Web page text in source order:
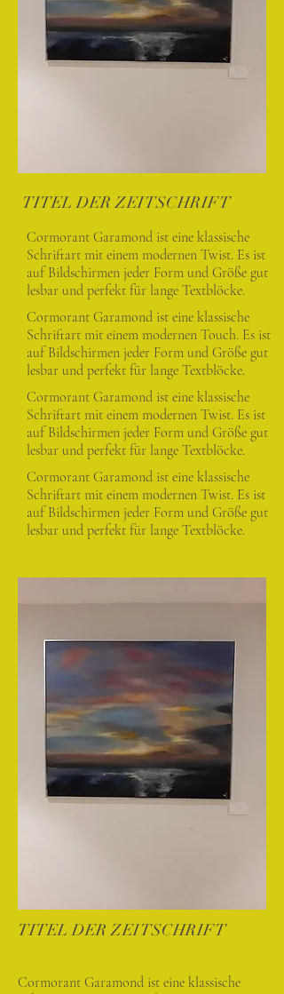
TITEL DER ZEITSCHRIFT
Cormorant Garamond ist eine klassische
Schriftart mit einem modernen Twist. Es ist
auf Bildschirmen jeder Form und Größe gut
lesbar und perfekt für lange Textblöcke.
Cormorant Garamond ist eine klassische
Schriftart mit einem modernen Touch. Es ist
auf Bildschirmen jeder Form und Größe gut
lesbar und perfekt für lange Textblöcke.
Cormorant Garamond ist eine klassische
Schriftart mit einem modernen Twist. Es ist
auf Bildschirmen jeder Form und Größe gut
lesbar und perfekt für lange Textblöcke.
Cormorant Garamond ist eine klassische
Schriftart mit einem modernen Twist. Es ist
auf Bildschirmen jeder Form und Größe gut
lesbar und perfekt für lange Textblöcke.
TITEL DER ZEITSCHRIFT
Cormorant Garamond ist eine klassische